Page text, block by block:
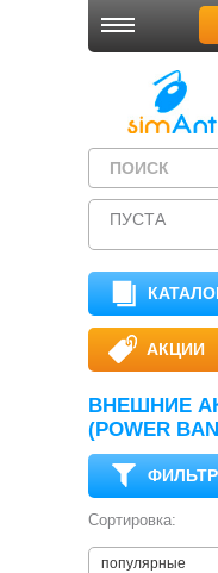
ПУСТА
АКЦИИ
ВНЕШНИЕ
(POWER
Сортировка:
популярные